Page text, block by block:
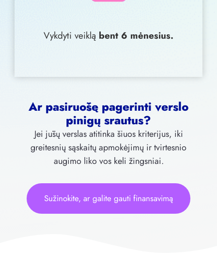
Vykdyti veiklą bent 6 mėnesius.
Ar pasiruošę pagerinti verslo
pinigų srautus?
Jei jūsų verslas atitinka šiuos kriterijus, iki
greitesnių sąskaitų apmokėjimų ir tvirtesnio
augimo liko vos keli žingsniai.
Sužinokite, ar galite gauti finansavimą